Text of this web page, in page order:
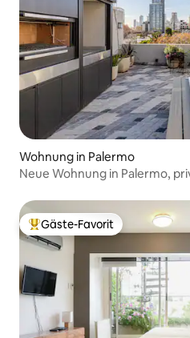
Wohnung in Palermo
Neue Wohnung in Palermo,
Beliebter Gäste-Favorit.
Gäste-Favorit